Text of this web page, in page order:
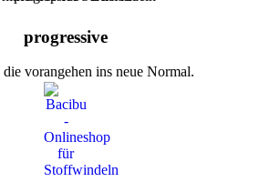
progressive
vorangehen ins neue Normal.